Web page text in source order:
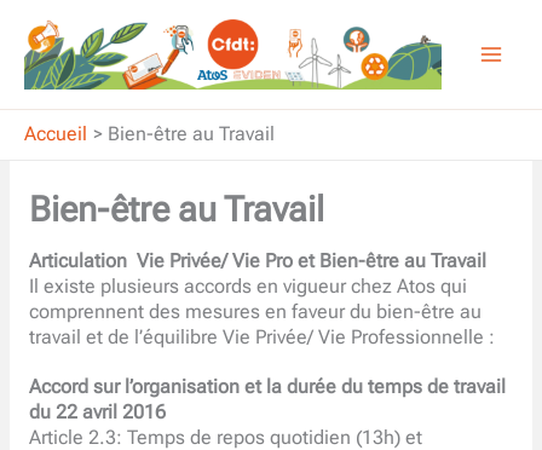
contenu
Accueil Bien-être au Travail
Bien-être au Travail
Articulation Vie Privée/ Vie Pro et Bien-être au Travail
Il existe plusieurs accords en vigueur chez Atos qui
comprennent des mesures en faveur du bien-être au
travail et de l’équilibre Vie Privée/ Vie Professionnelle :
Accord sur l’organisation et la durée du temps de travail
du 22 avril 2016
Article 2.3: Temps de repos quotidien (13h) et